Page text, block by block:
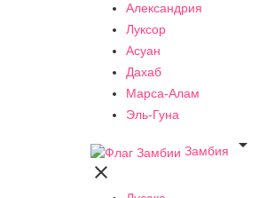
Александрия
Луксор
Асуан
Дахаб
Марса-Алам
Эль-Гуна
Замбия

